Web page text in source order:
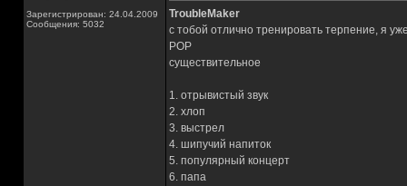
Зарегистрирован: 24.04.2009
Сообщения: 5032
TroubleMaker
с тобой отлично тренировать терпение, я
POP
существительное
1. отрывистый звук
2. хлоп
3. выстрел
4. шипучий напиток
5. популярный концерт
6. папа